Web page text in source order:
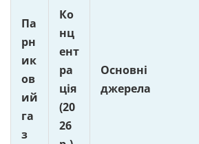
Па
рн
ик
ов
ий
га
з
Ко
нц
ент
ра
ція
(20
26
Основні
джерела